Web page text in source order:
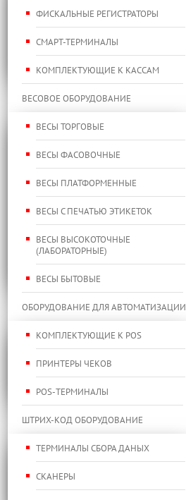
ФИСКАЛЬНЫЕ РЕГИСТРАТОРЫ
СМАРТ-ТЕРМИНАЛЫ
КОМПЛЕКТУЮЩИЕ К КАССАМ
ВЕСОВОЕ ОБОРУДОВАНИЕ
ВЕСЫ ТОРГОВЫЕ
ВЕСЫ ФАСОВОЧНЫЕ
ВЕСЫ ПЛАТФОРМЕННЫЕ
ВЕСЫ С ПЕЧАТЬЮ ЭТИКЕТОК
ВЕСЫ ВЫСОКОТОЧНЫЕ
(ЛАБОРАТОРНЫЕ)
ВЕСЫ БЫТОВЫЕ
ОБОРУДОВАНИЕ ДЛЯ АВТОМАТИЗАЦИИ
КОМПЛЕКТУЮЩИЕ К POS
ПРИНТЕРЫ ЧЕКОВ
POS-ТЕРМИНАЛЫ
ШТРИХ-КОД ОБОРУДОВАНИЕ
ТЕРМИНАЛЫ СБОРА ДАНЫХ
СКАНЕРЫ